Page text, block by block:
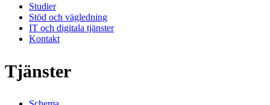
Studier
Stöd och vägledning
IT och digitala tjänster
Kontakt
Tjänster